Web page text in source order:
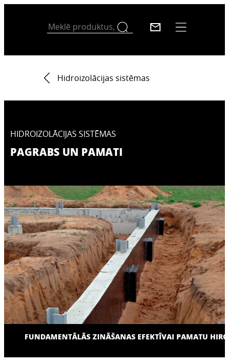
Hidroizolācijas sistēmas
HIDROIZOLĀCIJAS SISTĒMAS
PAGRABS UN PAMATI
FUNDAMENTĀLĀS ZINĀŠANAS EFEKTĪVAI PAMATU